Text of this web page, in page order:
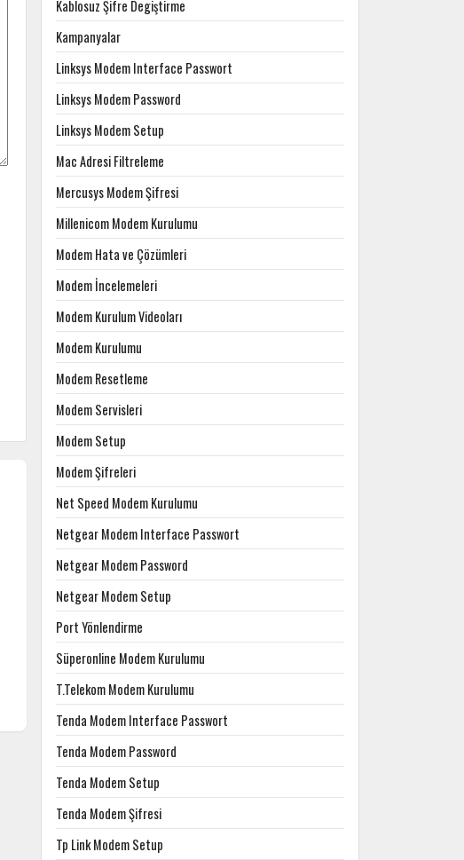
Kablosuz Şifre Degiştirme
Kampanyalar
Linksys Modem Interface Passwort
Linksys Modem Password
Linksys Modem Setup
Mac Adresi Filtreleme
Mercusys Modem Şifresi
Millenicom Modem Kurulumu
Modem Hata ve Çözümleri
Modem İncelemeleri
Modem Kurulum Videoları
Modem Kurulumu
Modem Resetleme
Modem Servisleri
Modem Setup
Modem Şifreleri
Net Speed Modem Kurulumu
Netgear Modem Interface Passwort
Netgear Modem Password
Netgear Modem Setup
Port Yönlendirme
Süperonline Modem Kurulumu
T.Telekom Modem Kurulumu
Tenda Modem Interface Passwort
Tenda Modem Password
Tenda Modem Setup
Tenda Modem Şifresi
Tp Link Modem Setup